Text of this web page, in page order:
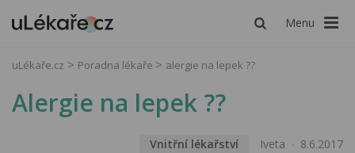
Menu
uLékaře.cz Poradna lékaře alergie na lepek ??
Alergie na lepek ??
Vnitřní lékařství Iveta 8.6.2017